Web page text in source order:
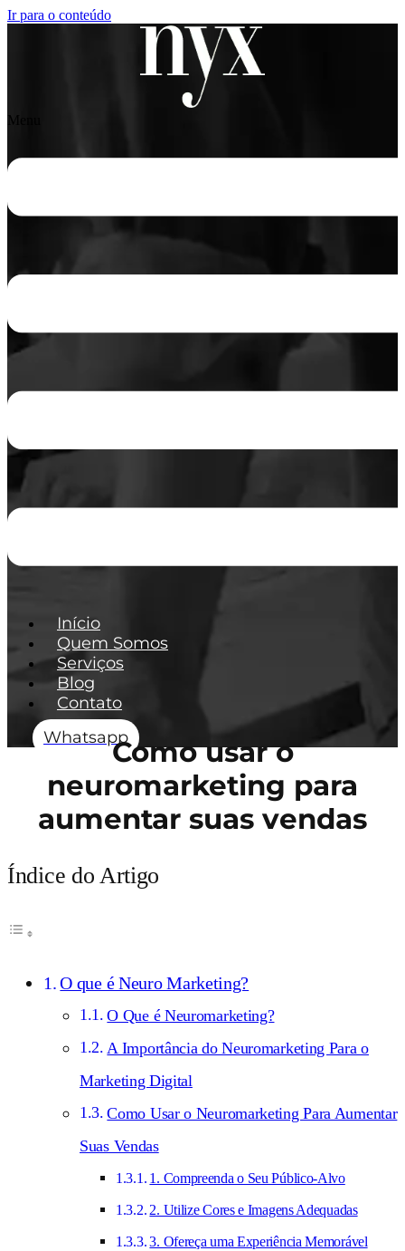
Ir para o conteúdo
Menu
Início
Quem Somos
Serviços
Blog
Contato
WhatsappComo usar o
neuromarketing para
aumentar suas vendas
Índice do Artigo
O que é Neuro Marketing?
O Que é Neuromarketing?
A Importância do Neuromarketing Para o
Marketing Digital
Como Usar o Neuromarketing Para Aumentar
Suas Vendas
1. Compreenda o Seu Público-Alvo
2. Utilize Cores e Imagens Adequadas
3. Ofereça uma Experiência Memorável